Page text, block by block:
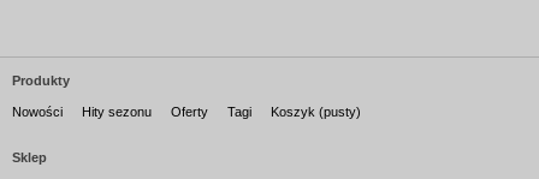
Produkty
Nowości Hity sezonu Oferty Tagi Koszyk (pusty)
Sklep